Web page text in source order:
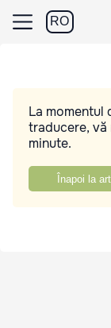
RO
La momentul
traducere, vă
minute.
Înapoi la